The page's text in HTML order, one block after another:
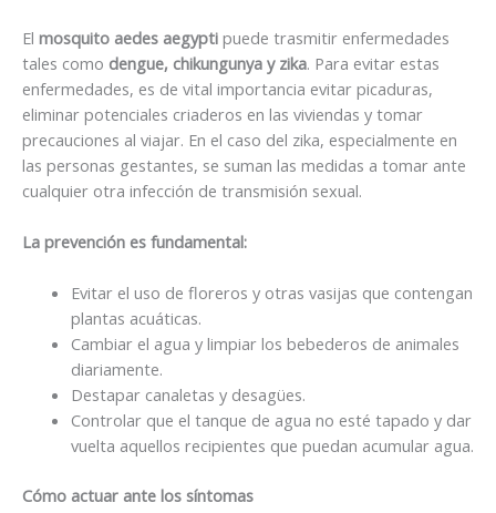
El mosquito aedes aegypti puede trasmitir enfermedades
tales como dengue, chikungunya y zika. Para evitar estas
enfermedades, es de vital importancia evitar picaduras,
eliminar potenciales criaderos en las viviendas y tomar
precauciones al viajar. En el caso del zika, especialmente en
las personas gestantes, se suman las medidas a tomar ante
cualquier otra infección de transmisión sexual.
La prevención es fundamental:
Evitar el uso de floreros y otras vasijas que contengan
plantas acuáticas.
Cambiar el agua y limpiar los bebederos de animales
diariamente.
Destapar canaletas y desagües.
Controlar que el tanque de agua no esté tapado y dar
vuelta aquellos recipientes que puedan acumular agua.
Cómo actuar ante los síntomas